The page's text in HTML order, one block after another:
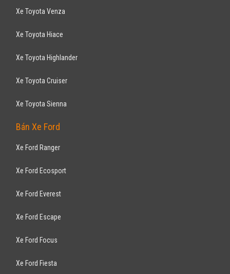
Xe Toyota Venza
Xe Toyota Hiace
Xe Toyota Highlander
Xe Toyota Cruiser
Xe Toyota Sienna
Bán Xe Ford
Xe Ford Ranger
Xe Ford Ecosport
Xe Ford Everest
Xe Ford Escape
Xe Ford Focus
Xe Ford Fiesta